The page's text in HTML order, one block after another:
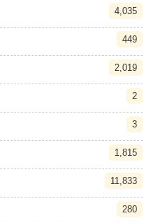
4,035
449
2,019
2
3
1,815
11,833
280